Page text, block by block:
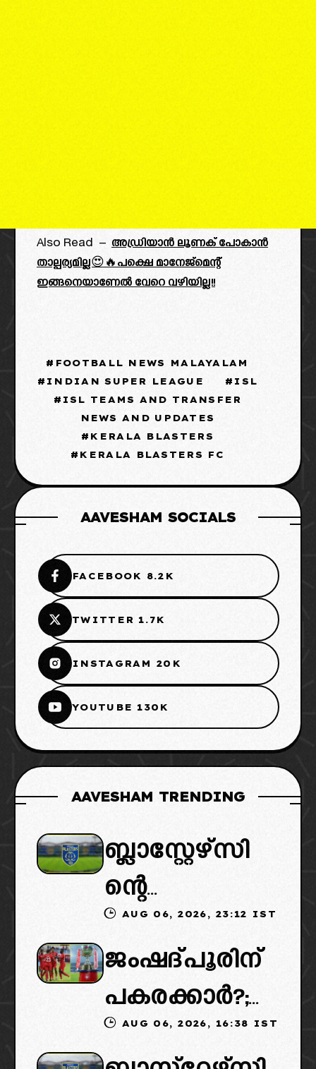
Also Read – അഡ്രിയാൻ ലൂണക് പോകാൻ
താല്പര്യമില്ല😍🔥പക്ഷെ മാനേജ്മെന്റ്
ഇങ്ങനെയാണേൽ വേറെ വഴിയില്ല!!
FOOTBALL NEWS MALAYALAM
INDIAN SUPER LEAGUE
ISL
ISL TEAMS AND TRANSFER
NEWS AND UPDATES
KERALA BLASTERS
KERALA BLASTERS FC
AAVESHAM SOCIALS
FACEBOOK 8.2K
TWITTER 1.7K
INSTAGRAM 20K
YOUTUBE 130K
AAVESHAM TRENDING
ബ്ലാസ്റ്റേഴ്സി
ന്റെ
കൈമാറ്റത്തി
ൽ ട്വിസ്റ്റ്:
പുതിയ
ഉടമകളെത്താ
AUG 06, 2026, 23:12 IST
ജംഷദ്പൂരിന്
പകരക്കാർ?;
ഐഎസ്എല്ലി
AUG 06, 2026, 16:38 IST